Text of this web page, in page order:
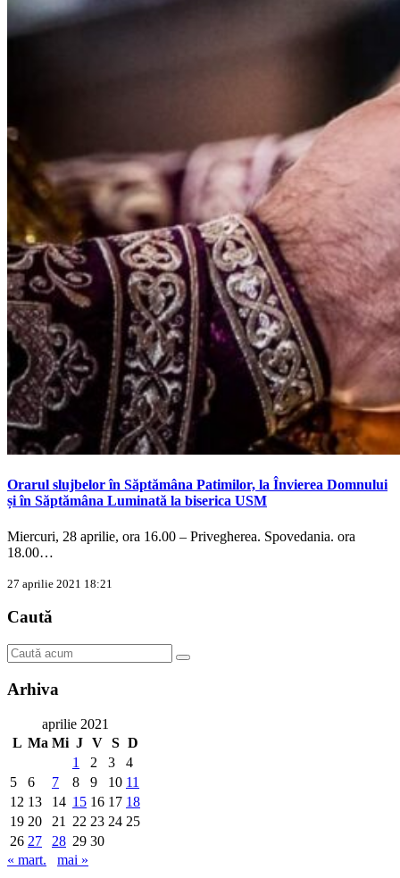
Orarul slujbelor în Săptămâna Patimilor, la Învierea Domnului
și în Săptămâna Luminată la biserica USM
Miercuri, 28 aprilie, ora 16.00 – Privegherea. Spovedania. ora
18.00…
27 aprilie 2021 18:21
Caută
Arhiva
aprilie 2021
L Ma Mi J V S D
1
2 3
4
5
6 7 8 9 10 11
12 13 14 15 16 17 18
19 20 21 22 23 24 25
26 27 28 29 30
« mart.
mai »